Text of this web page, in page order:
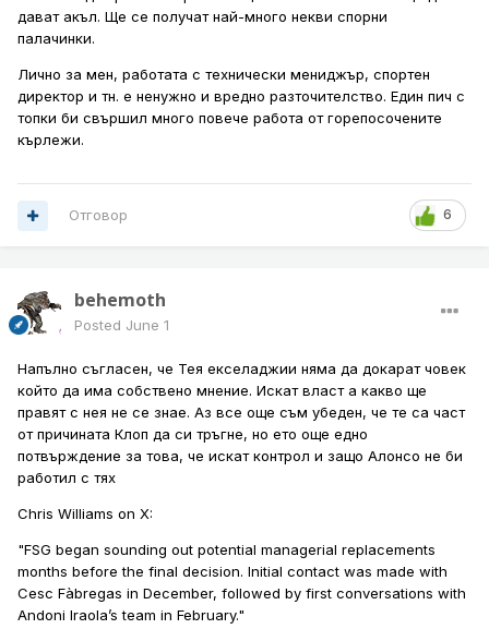
дават акъл. Ще се получат най-много некви спорни
палачинки.
Лично за мен, работата с технически мениджър, спортен
директор и тн. е ненужно и вредно разточителство. Един пич с
топки би свършил много повече работа от горепосочените
кърлежи.
6
Отговор
behemoth
Posted June 1
Напълно съгласен, че Тея екселаджии няма да докарат човек
който да има собствено мнение. Искат власт а какво ще
правят с нея не се знае. Аз все още съм убеден, че те са част
от причината Клоп да си тръгне, но ето още едно
потвърждение за това, че искат контрол и защо Алонсо не би
работил с тях
Chris Williams on X:
"FSG began sounding out potential managerial replacements
months before the final decision. Initial contact was made with
Cesc Fàbregas in December, followed by first conversations with
Andoni Iraola’s team in February."